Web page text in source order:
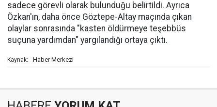
sadece görevli olarak bulunduğu belirtildi. Ayrıca
Özkan'ın, daha önce Göztepe-Altay maçında çıkan
olaylar sonrasında "kasten öldürmeye teşebbüs
suçuna yardımdan" yargılandığı ortaya çıktı.
Kaynak: Haber Merkezi